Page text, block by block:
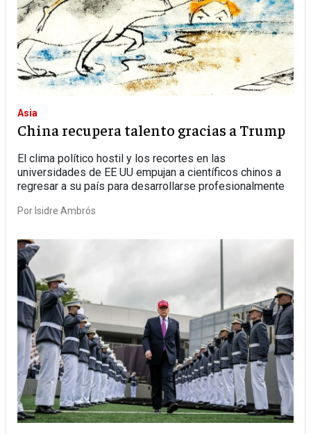
Asia
China recupera talento gracias a Trump
El clima político hostil y los recortes en las
universidades de EE UU empujan a científicos chinos a
regresar a su país para desarrollarse profesionalmente
Por Isidre Ambrós